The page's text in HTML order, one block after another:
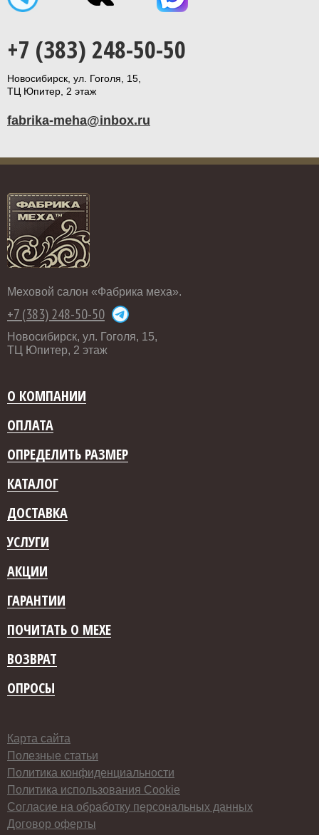
+7 (383) 248-50-50
Новосибирск, ул. Гоголя, 15,
ТЦ Юпитер, 2 этаж
fabrika-meha@inbox.ru
Меховой салон «Фабрика меха».
+7 (383) 248-50-50
Новосибирск, ул. Гоголя, 15,
ТЦ Юпитер, 2 этаж
О КОМПАНИИ
ОПЛАТА
ОПРЕДЕЛИТЬ РАЗМЕР
КАТАЛОГ
ДОСТАВКА
УСЛУГИ
АКЦИИ
ГАРАНТИИ
ПОЧИТАТЬ О МЕХЕ
ВОЗВРАТ
ОПРОСЫ
Карта сайта
Полезные статьи
Политика конфиденциальности
Политика использования Cookie
Согласие на обработку персональных данных
Договор оферты